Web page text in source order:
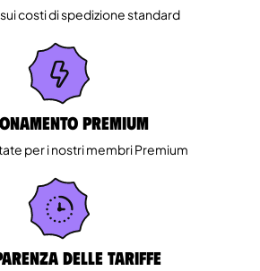
costi di spedizione standard
Premium
per i nostri membri Premium
delle tariffe